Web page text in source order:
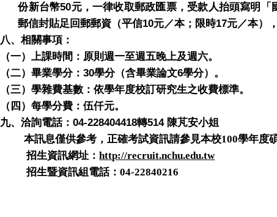
份新台幣50元，一律收取郵政匯票，受款人抬頭寫明
郵信封貼足回郵郵資（平信10元／本；限時17元／本）
八、相關事項：
（一）上課時間：原則週一至週五晚上及週六。
（二）畢業學分： 30學分（含畢業論文6學分）。
（三）學雜費基數：依學年度校訂研究生之收費標準。
（四）每學分費：伍仟元。
九、洽詢電話： 04-228404418轉514 陳芃安小姐
本訊息僅供參考，正確考試資訊請參見本校100學年度
招生資訊網址：http://recruit.nchu.edu.tw
招生暨資訊組電話：04-22840216